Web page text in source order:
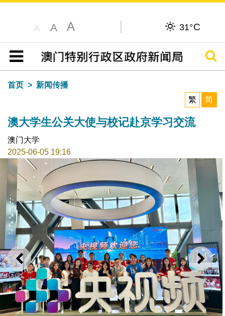
A A A 31°C
目录
搜寻
首页
新闻传播
繁
简
澳大学生公关大使与校记赴京学习交流
澳门大学
2025-06-05 19:16
上一则 下一